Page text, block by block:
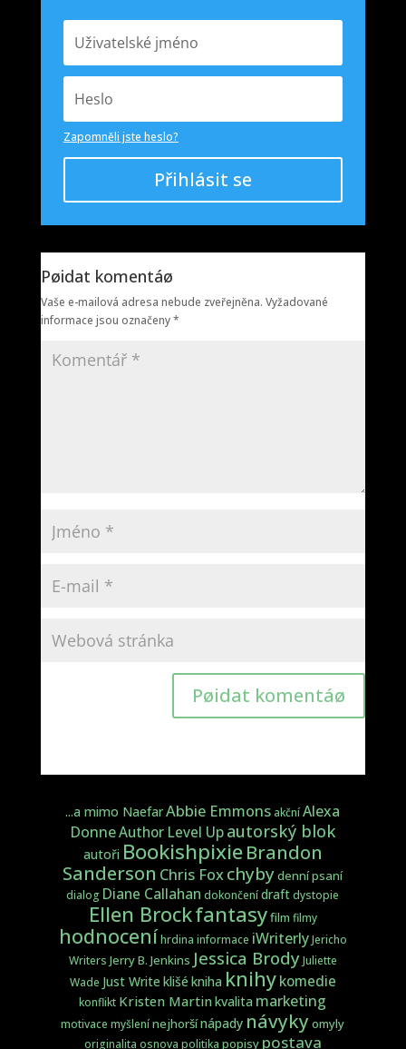
Zapomněli jste heslo?
Přihlásit se
Pøidat komentáø
Vaše e-mailová adresa nebude zveřejněna. Vyžadované
informace jsou označeny*
Pøidat komentáø
...a mimo NaefarAbbie Emmons akční Alexa
DonneAuthor Level Upautorský blok
autoři BookishpixieBrandon
Sanderson Chris Foxchybydenní psaní
dialog Diane Callahan dokončení draft dystopie
Ellen Brockfantasyfilm filmy
hodnoceníhrdina informace iWriterlyJericho
Writers Jerry B. Jenkins Jessica BrodyJuliette
Wade Just Write klišé kniha knihykomedie
konflikt Kristen Martinkvalita marketing
motivace myšlení nejhoršínápady návyky omyly
originalita osnova politika popisy postava